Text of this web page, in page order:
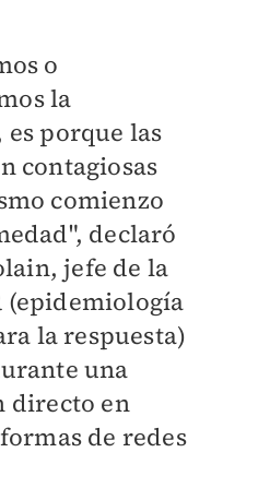
o
la
porque las
contagiosas
comienzo
declaró
jefe de la
(epidemiología
la respuesta)
una
directo en
de redes